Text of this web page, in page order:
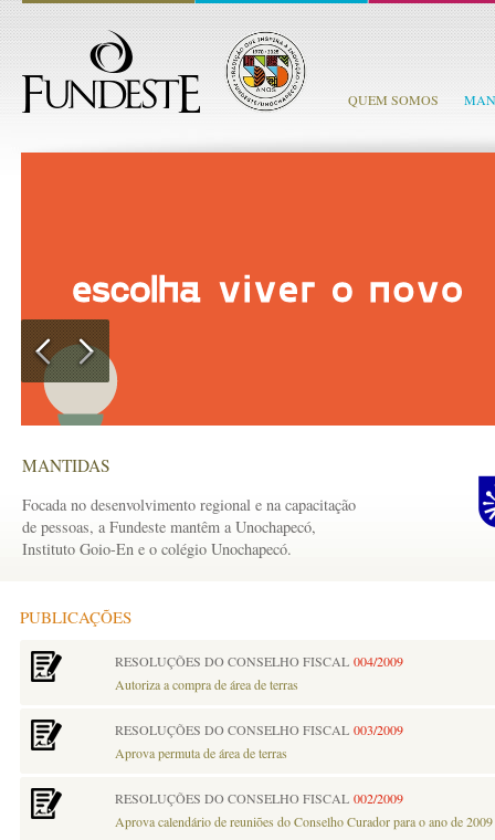
QUEM SOMOS
MANTIDAS
Focada no desenvolvimento regional e na capacitação
de pessoas, a Fundeste mantêm a Unochapecó,
Instituto Goio-En e o colégio Unochapecó.
PUBLICAÇÕES
RESOLUÇÕES DO CONSELHO FISCAL 004/2009
Autoriza a compra de área de terras
RESOLUÇÕES DO CONSELHO FISCAL 003/2009
Aprova permuta de área de terras
RESOLUÇÕES DO CONSELHO FISCAL 002/2009
Aprova calendário de reuniões do Conselho Curador para o ano de 2009